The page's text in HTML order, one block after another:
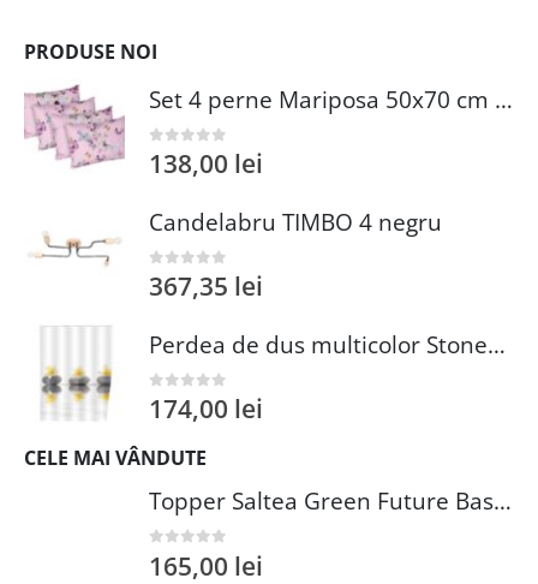
PRODUSE NOI
Set 4 perne Mariposa 50x70 cm din microfibra matlasata cu umplutura sintetica pentru dormit confortabil
0 out of 5
138,00 lei
Candelabru TIMBO 4 negru
0 out of 5
367,35 lei
Perdea de dus multicolor Stones with Flower 180x200 cm 100% poliester lavabila waterproof Wenko
0 out of 5
174,00 lei
CELE MAI VÂNDUTE
Topper Saltea Green Future Basic Confort 80x190 cm Spuma Poliuretanica Elastica Husa PES 100%
0 out of 5
165,00 lei